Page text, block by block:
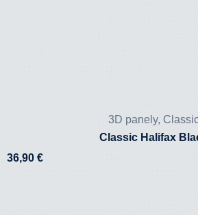
3D panely,
Classic Halifax
36,90 €